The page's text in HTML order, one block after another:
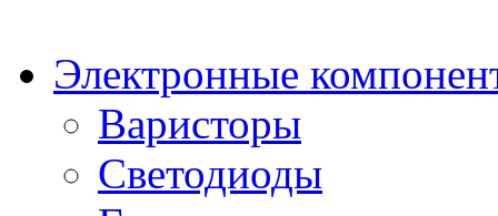
Электронные
Варисторы
Светодиоды